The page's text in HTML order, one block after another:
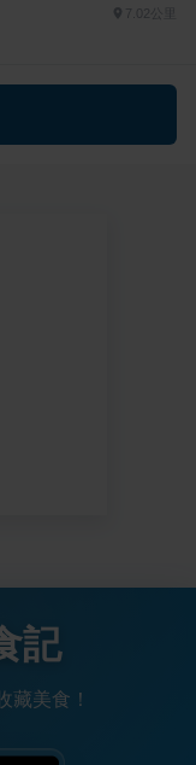
記
藏美食！